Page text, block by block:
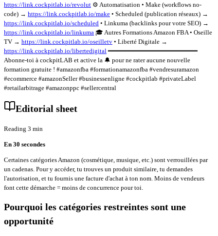
https://link.cockpitlab.io/revolut ⚙️ Automatisation • Make (workflows no-
code) → https://link.cockpitlab.io/make • Scheduled (publication réseaux) →
https://link.cockpitlab.io/scheduled • Linkuma (backlinks pour votre SEO) →
https://link.cockpitlab.io/linkuma 🎓 Autres Formations Amazon FBA • Oseille
TV → https://link.cockpitlab.io/oseilletv • Liberté Digitale →
https://link.cockpitlab.io/libertedigital━━━━━━━━━━━━━━━━━━━━━━━
Abonne-toi à cockpitLAB et active la 🔔 pour ne rater aucune nouvelle
formation gratuite ! #amazonfba #formationamazonfba #vendresuramazon
#ecommerce #amazonSeller #businessenligne #cockpitlab #privateLabel
#retailarbitrage #amazonppc #sellercentral
Editorial sheet
Reading 3 min
En 30 secondes
Certaines catégories Amazon (cosmétique, musique, etc.) sont verrouillées par
un cadenas. Pour y accéder, tu trouves un produit similaire, tu demandes
l'autorisation, et tu fournis une facture d'achat à ton nom. Moins de vendeurs
font cette démarche = moins de concurrence pour toi.
Pourquoi les catégories restreintes sont une
opportunité